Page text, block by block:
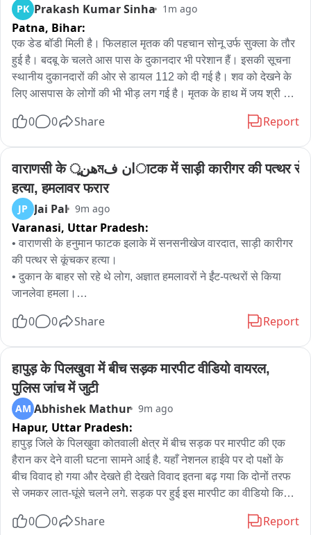
PK Prakash Kumar Sinha 1m ago
Patna, Bihar:
एक डेड बॉडी मिली है। फिलहाल मृतक की पहचान सोनू उर्फ सुक्ला के तौर
हुई है। बदबू के चलते आस पास के दुकानदार भी परेशान हैं। इसकी सूचना
स्थानीय दुकानदारों की ओर से डायल 112 को दी गई है। शव को देखने के
लिए आसपास के लोगों की भी भीड़ लग गई है। मृतक के हाथ में जय श्री राम
को कब्जे में लेते हुए मामले की जांच शुरू कर दी गई है।
0 0 Share Report
वाराणसी के هنুমان فाटक में साड़ी कारीगर की पत्थर से
हत्या, हमलावर फरार
JP Jai Pal 9m ago
Varanasi, Uttar Pradesh:
• वाराणसी के हनुमान फाटक इलाके में सनसनीखेज वारदात, साड़ी कारीगर
की पत्थर से कूंचकर हत्या।
• दुकान के बाहर सो रहे थे लोग, अज्ञात हमलावरों ने ईंट-पत्थरों से किया
जानलेवा हमला।
रूप से घायल।
मौके से हुए फरार।
• सूचना मिलते ही पुलिस महकमे में हड़कंप, मौके पर पहुंचे ADCP, ACP
और विधायक。
• पुलिस ने शव पोस्टमार्टम के लिए भेजा, फॉरेंसिक टीम ने घटना स्थल से
जुटाए साक्ष्य。
• आसपास के CCTV फुटेज खंगाल रही पुलिस, हमलावरों की धरपकड़ के
लिए टीमें गठित。
0 0 Share Report
हापुड़ के पिलखुवा में बीच सड़क मारपीट वीडियो वायरल,
पुलिस जांच में जुटी
AM Abhishek Mathur 9m ago
Hapur, Uttar Pradesh:
हापुड़ जिले के पिलखुवा कोतवाली क्षेत्र में बीच सड़क पर मारपीट की एक
हैरान कर देने वाली घटना सामने आई है. यहाँ नेशनल हाईवे पर दो पक्षों के
बीच विवाद हो गया और देखते ही देखते विवाद इतना बढ़ गया कि दोनों तरफ
से जमकर लात-घूंसे चलने लगे. सड़क पर हुई इस मारपीट का वीडियो किसी
वायरल हो रहा है. वायरल वीडियो में साफ देखा जा सकता है कि कई युवक
0 0 Share Report